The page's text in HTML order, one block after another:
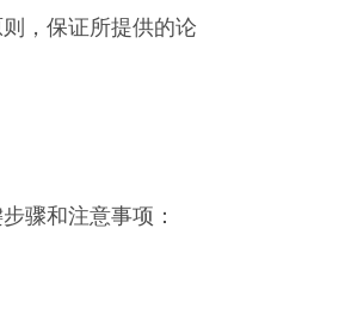
，保证所提供的论
骤和注意事项：